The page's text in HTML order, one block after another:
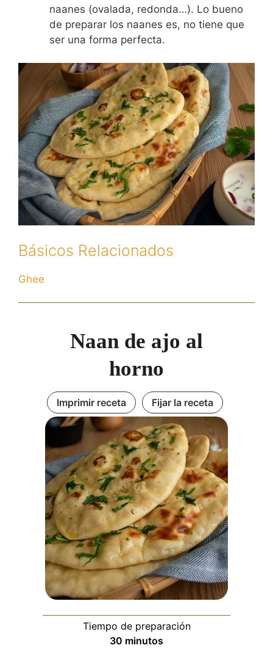
naanes (ovalada, redonda…). Lo bueno
de preparar los naanes es, no tiene que
ser una forma perfecta.
Básicos Relacionados
Ghee
Naan de ajo al
horno
Imprimir receta Fijar la receta
Tiempo de preparación
30 minutos
minutos